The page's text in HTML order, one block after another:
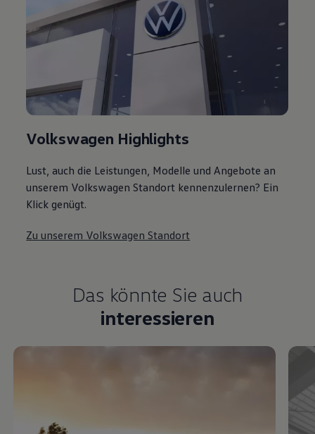
Volkswagen Highlights
Lust, auch die Leistungen, Modelle und Angebote an
unserem Volkswagen Standort kennenzulernen? Ein
Klick genügt.
Zu unserem Volkswagen Standort
Das könnte Sie auch
interessieren